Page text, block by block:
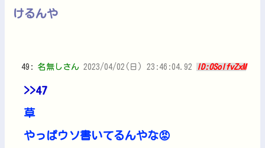
けるんや
49: 名無しさん 2023/04/02(日) 23:46:04.92 ID:0SolfvZxM
>>47
草
やっぱウソ書いてるんやな😡